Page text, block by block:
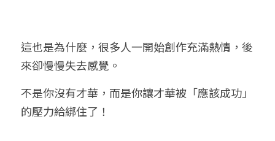
這也是為什麼，很多人一開始創作充滿熱情，後
來卻慢慢失去感覺。
不是你沒有才華，而是你讓才華被「應該成功」
的壓力給綁住了！